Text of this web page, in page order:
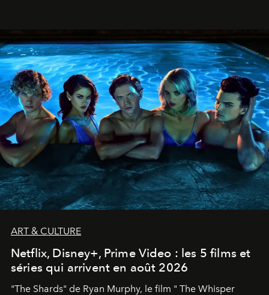
ART & CULTURE
Netflix, Disney+, Prime Video : les 5 films et
séries qui arrivent en août 2026
"The Shards" de Ryan Murphy, le film " The Whisper